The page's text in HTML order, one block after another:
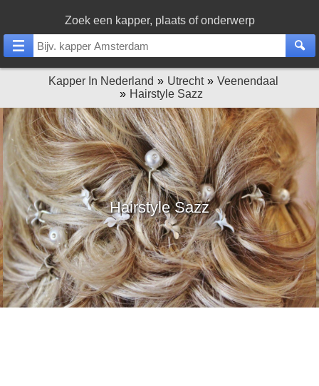
Zoek een kapper, plaats of onderwerp
Kapper In Nederland Utrecht
Veenendaal
Hairstyle Sazz
Hairstyle Sazz